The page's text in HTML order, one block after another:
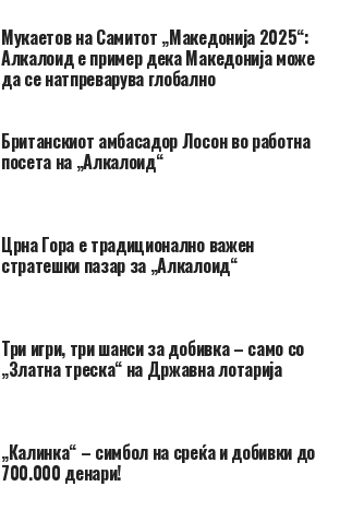
Мукаетов на Самитот „Македонија 2025“:
Алкалоид е пример дека Македонија може
да се натпреварува глобално
Британскиот амбасадор Лосон во работна
посета на „Алкалоид“
Црна Гора e традиционално важен
стратешки пазар за „Алкалоид“
Три игри, три шанси за добивка – само со
„Златна треска“ на Државна лотарија
„Калинка“ – симбол на среќа и добивки до
700.000 денари!